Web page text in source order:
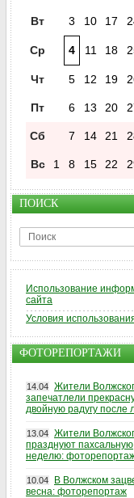
Вт 3 10 17
Ср 4 11 18
Чт 5 12 19
Пт 6 13 20
Сб 7 14 21
Вс 1 8 15 22
ПОИСК
Использование
сайта
Условия
ФОТОРЕПОРТАЖИ
14.04 Жители
запечатлели
двойную радугу после
13.04 Жители
празднуют пахсальную
неделю:
10.04
В Волжском
весна: фоторепортаж